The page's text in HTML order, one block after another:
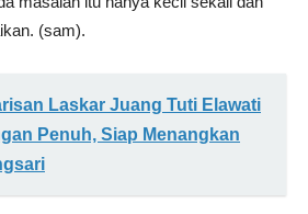
(sam).
Laskar Juang Tuti Elawati
Penuh, Siap Menangkan